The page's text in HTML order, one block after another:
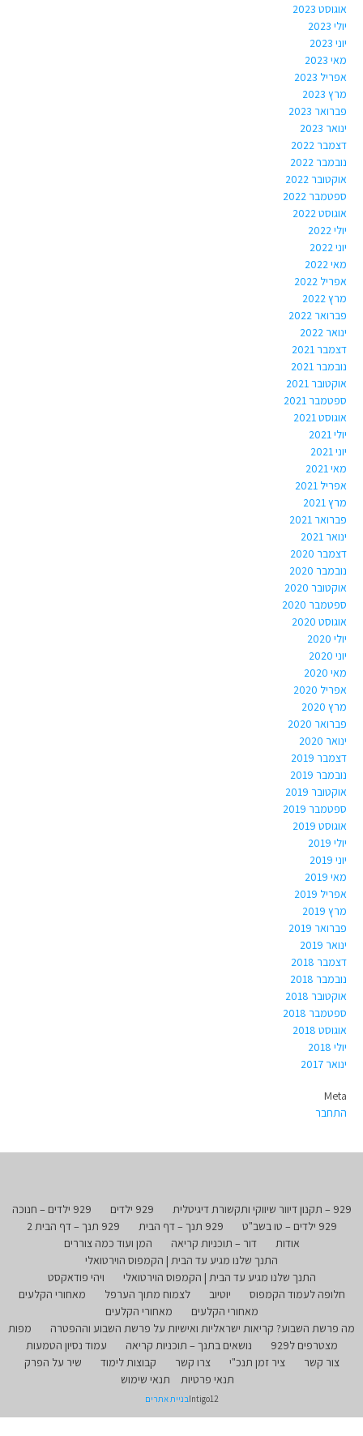
אוגוסט 2023
יולי 2023
יוני 2023
מאי 2023
אפריל 2023
מרץ 2023
פברואר 2023
ינואר 2023
דצמבר 2022
נובמבר 2022
אוקטובר 2022
ספטמבר 2022
אוגוסט 2022
יולי 2022
יוני 2022
מאי 2022
אפריל 2022
מרץ 2022
פברואר 2022
ינואר 2022
דצמבר 2021
נובמבר 2021
אוקטובר 2021
ספטמבר 2021
אוגוסט 2021
יולי 2021
יוני 2021
מאי 2021
אפריל 2021
מרץ 2021
פברואר 2021
ינואר 2021
דצמבר 2020
נובמבר 2020
אוקטובר 2020
ספטמבר 2020
אוגוסט 2020
יולי 2020
יוני 2020
מאי 2020
אפריל 2020
מרץ 2020
פברואר 2020
ינואר 2020
דצמבר 2019
נובמבר 2019
אוקטובר 2019
ספטמבר 2019
אוגוסט 2019
יולי 2019
יוני 2019
מאי 2019
אפריל 2019
מרץ 2019
פברואר 2019
ינואר 2019
דצמבר 2018
נובמבר 2018
אוקטובר 2018
ספטמבר 2018
אוגוסט 2018
יולי 2018
ינואר 2017
Meta
התחבר
929 – תקנון דיוור שיווקי ותקשורת דיגיטלית 929 ילדים
929 ילדים – חנוכה
929 ילדים – טו בשב"ט
929 תנך – דף הבית
929 תנך – דף הבית 2
אודות
דור – תוכניות קריאה
המן ועוד כמה צוררים
התנך שלנו מגיע עד הבית | הקמפוס הוירטואלי
התנך שלנו מגיע עד הבית | הקמפוס הוירטואלי
ויהי פודאקסט
חלופה לעמוד הקמפוס
יוטיוב לצמוח מתוך הערפל
מאחורי הקלעים
מאחורי הקלעים
מאחורי הקלעים
מה פרשת השבוע? קריאות ישראליות ואישיות על פרשת השבוע וההפטרה
מפות
מצטרפים ל929
נושאים בתנך – תוכניות קריאה
עמוד נסיון הטמעות
צור קשר
ציר זמן תנכ"י צרו קשר קבוצות לימוד
שיר על הפרק
תנאי פרטיות
תנאי שימוש
Intigo12בניית אתרים